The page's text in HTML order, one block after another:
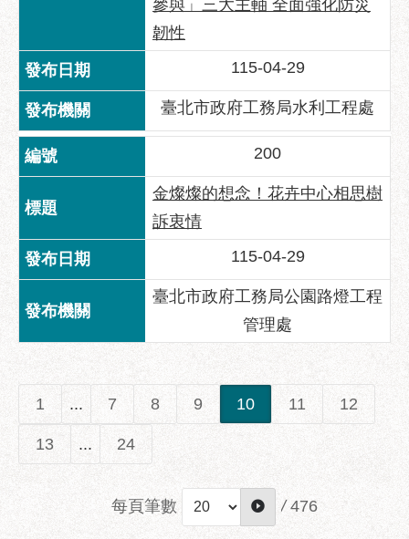
參與」三大主軸 全面強化防災
韌性
115-04-29
臺北市政府工務局水利工程處
200
金燦燦的想念！花卉中心相思樹
訴衷情
115-04-29
臺北市政府工務局公園路燈工程
管理處
1 ... 7 8 9 10 11 12
13 ... 24
每頁筆數 / 476